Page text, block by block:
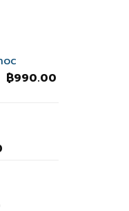
Original
฿990.00Current